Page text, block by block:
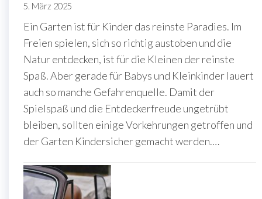
5. März 2025
Ein Garten ist für Kinder das reinste Paradies. Im
Freien spielen, sich so richtig austoben und die
Natur entdecken, ist für die Kleinen der reinste
Spaß. Aber gerade für Babys und Kleinkinder lauert
auch so manche Gefahrenquelle. Damit der
Spielspaß und die Entdeckerfreude ungetrübt
bleiben, sollten einige Vorkehrungen getroffen und
der Garten Kindersicher gemacht werden.…